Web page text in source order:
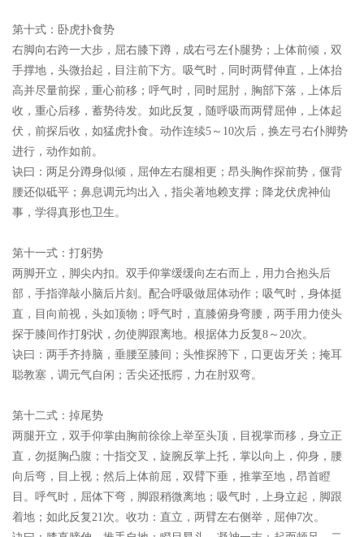
第十式：卧虎扑食势
右脚向右跨一大步，屈右膝下蹲，成右弓左仆腿势；上体前倾，双
手撑地，头微抬起，目注前下方。吸气时，同时两臂伸直，上体抬
高并尽量前探，重心前移；呼气时，同时屈肘，胸部下落，上体后
收，重心后移，蓄势待发。如此反复，随呼吸而两臂屈伸，上体起
伏，前探后收，如猛虎扑食。动作连续5～10次后，换左弓右仆脚势
进行，动作如前。
诀曰： 两足分蹲身似倾，屈伸左右腿相更；昂头胸作探前势，偃背
腰还似砥平；鼻息调元均出入，指尖著地赖支撑；降龙伏虎神仙
事，学得真形也卫生。
第十一式：打躬势
两脚开立，脚尖内扣。双手仰掌缓缓向左右而上，用力合抱头后
部，手指弹敲小脑后片刻。配合呼吸做屈体动作；吸气时，身体挺
直，目向前视，头如顶物；呼气时，直膝俯身弯腰，两手用力使头
探于膝间作打躬状，勿使脚跟离地。根据体力反复8～20次。
诀曰： 两手齐持脑，垂腰至膝间；头惟探胯下，口更齿牙关；掩耳
聪教塞，调元气自闲；舌尖还抵腭，力在肘双弯。
第十二式：掉尾势
两腿开立，双手仰掌由胸前徐徐上举至头顶，目视掌而移，身立正
直，勿挺胸凸腹；十指交叉，旋腕反掌上托，掌以向上，仰身，腰
向后弯，目上视；然后上体前屈，双臂下垂，推掌至地，昂首瞪
目。呼气时，屈体下弯，脚跟稍微离地；吸气时，上身立起，脚跟
着地；如此反复21次。收功：直立，两臂左右侧举，屈伸7次。